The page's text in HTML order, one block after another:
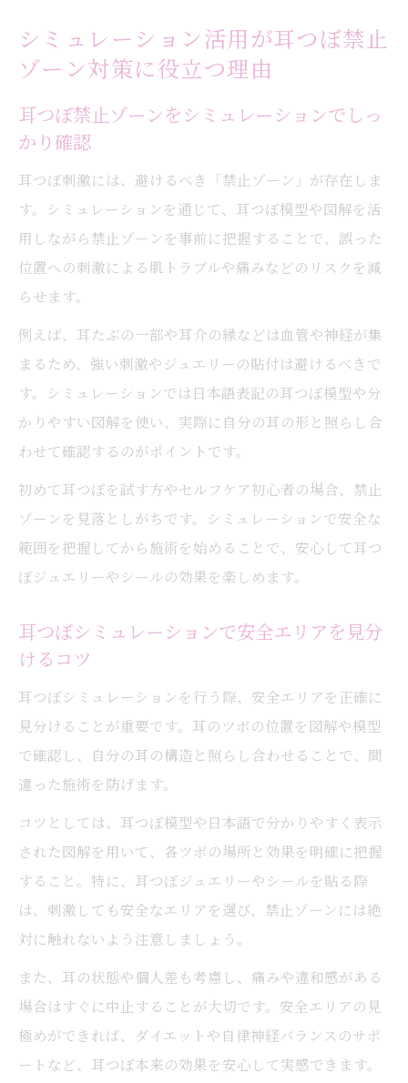
シミュレーション活用が耳つぼ禁止
ゾーン対策に役立つ理由
耳つぼ禁止ゾーンをシミュレーションでしっ
かり確認
耳つぼ刺激には、避けるべき「禁止ゾーン」が存在しま
す。シミュレーションを通じて、耳つぼ模型や図解を活
用しながら禁止ゾーンを事前に把握することで、誤った
位置への刺激による肌トラブルや痛みなどのリスクを減
らせます。
例えば、耳たぶの一部や耳介の縁などは血管や神経が集
まるため、強い刺激やジュエリーの貼付は避けるべきで
す。シミュレーションでは日本語表記の耳つぼ模型や分
かりやすい図解を使い、実際に自分の耳の形と照らし合
わせて確認するのがポイントです。
初めて耳つぼを試す方やセルフケア初心者の場合、禁止
ゾーンを見落としがちです。シミュレーションで安全な
範囲を把握してから施術を始めることで、安心して耳つ
ぼジュエリーやシールの効果を楽しめます。
耳つぼシミュレーションで安全エリアを見分
けるコツ
耳つぼシミュレーションを行う際、安全エリアを正確に
見分けることが重要です。耳のツボの位置を図解や模型
で確認し、自分の耳の構造と照らし合わせることで、間
違った施術を防げます。
コツとしては、耳つぼ模型や日本語で分かりやすく表示
された図解を用いて、各ツボの場所と効果を明確に把握
すること。特に、耳つぼジュエリーやシールを貼る際
は、刺激しても安全なエリアを選び、禁止ゾーンには絶
対に触れないよう注意しましょう。
また、耳の状態や個人差も考慮し、痛みや違和感がある
場合はすぐに中止することが大切です。安全エリアの見
極めができれば、ダイエットや自律神経バランスのサポ
ートなど、耳つぼ本来の効果を安心して実感できます。